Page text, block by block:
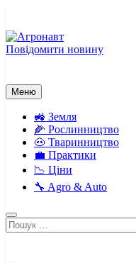
вмісту
Повідомити новину
Меню
🚜 Земля
🌽 Рослинництво
🐽 Тваринництво
💼 Практики
📉 Ціни
🔧 Agro & Auto
Пошук: